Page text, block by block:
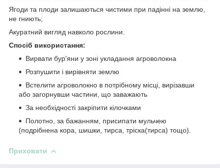
Ягоди та плоди залишаються чистими при падінні на землю,
не гниють;
Акуратний вигляд навколо рослини.
Спосіб використання:
Вирвати бур'яни у зоні укладання агроволокна
Розпушити і вирівняти землю
Встелити агроволокно в потрібному місці, вирізавши
або загорнувши частини, що заважають
За необхідності закріпити кілочками
Полотно, за бажанням, присипати мульчею
(подрібнена кора, шишки, тирса, тріска(тирса) тощо).
Приховати